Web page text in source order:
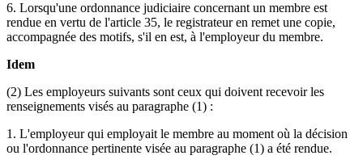
6. Lorsqu'une ordonnance judiciaire concernant un membre est
rendue en vertu de l'article 35, le registrateur en remet une copie,
accompagnée des motifs, s'il en est, à l'employeur du membre.
Idem
(2) Les employeurs suivants sont ceux qui doivent recevoir les
renseignements visés au paragraphe (1) :
1. L'employeur qui employait le membre au moment où la décision
ou l'ordonnance pertinente visée au paragraphe (1) a été rendue.